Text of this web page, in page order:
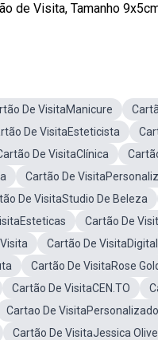
Visita, Tamanho
De VisitaManicure
De VisitaEsteticista
De VisitaClínica
Cartão De
De VisitaStudio De Beleza
Cartão De
Cartão De VisitaDigital
Cartão De VisitaRose
Cartão De VisitaCEN.TO
Cartao De VisitaPersonalizado
Cartão De VisitaJessica